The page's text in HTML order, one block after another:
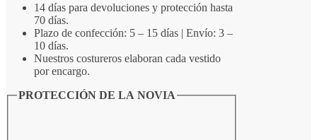
14 días para devoluciones y protección hasta
70 días.
Plazo de confección: 5 – 15 días | Envío: 3 –
10 días.
Nuestros costureros elaboran cada vestido
por encargo.
PROTECCIÓN DE LA NOVIA